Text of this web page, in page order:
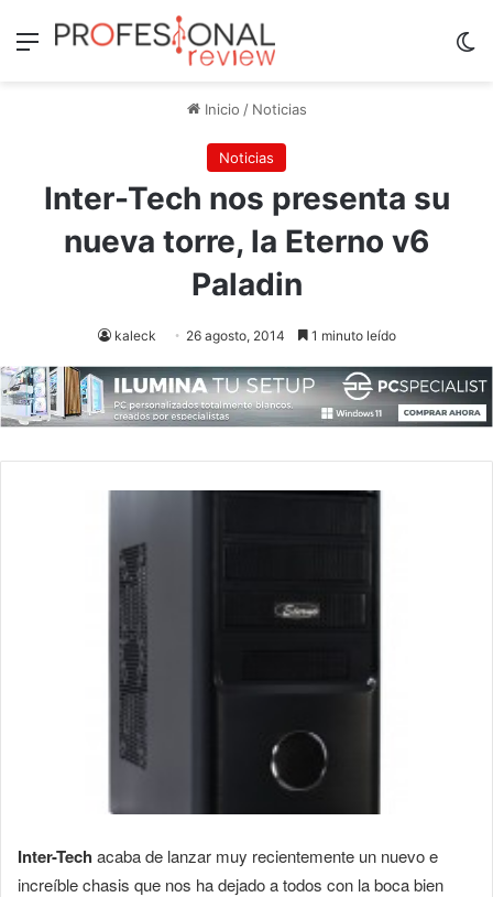
Menú
Inicio / Noticias
Noticias
Inter-Tech nos presenta su
nueva torre, la Eterno v6
Paladin
kaleck 26 agosto, 2014 1 minuto leído
Inter-Tech acaba de lanzar muy recientemente un nuevo e
increíble chasis que nos ha dejado a todos con la boca bien